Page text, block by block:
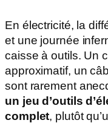
En électricité, la
et une journée
caisse à outils. Un
approximatif, un
sont rarement
un jeu d’outils
complet, plutôt